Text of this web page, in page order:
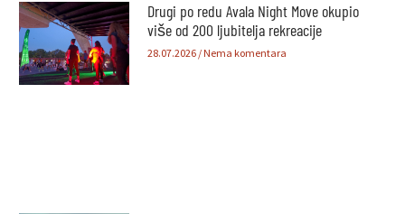
Drugi po redu Avala Night Move okupio
više od 200 ljubitelja rekreacije
28.07.2026 Nema komentara